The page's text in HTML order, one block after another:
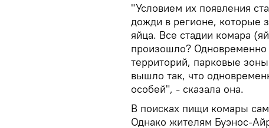
"Условием их появления
дожди в регионе, которые
яйца. Все стадии комара
произошло?
территорий, парковые
вышло так, что
особей", - сказала она.
В поисках пищи комары
Однако жителям Буэнос-